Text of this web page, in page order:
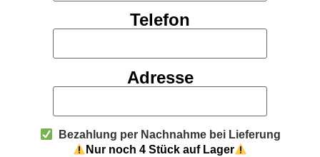
Telefon
Adresse
Bezahlung per Nachnahme bei Lieferung
Nur noch 4 Stück auf Lager